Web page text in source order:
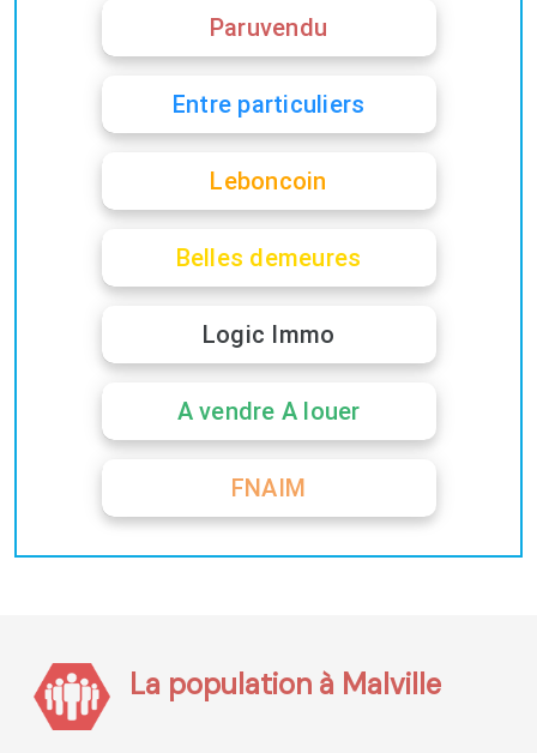
Paruvendu
Entre particuliers
Leboncoin
Belles demeures
Logic Immo
A vendre A louer
FNAIM
La population à Malville